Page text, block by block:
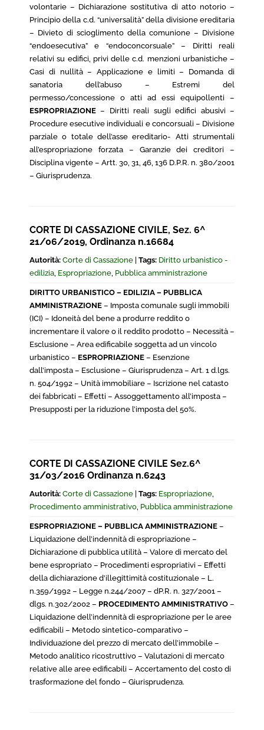
volontarie – Dichiarazione sostitutiva di atto notorio –
Principio della c.d. “universalità” della divisione ereditaria
– Divieto di scioglimento della comunione – Divisione
“endoesecutiva” e “endoconcorsuale” – Diritti reali
relativi su edifici, privi delle c.d. menzioni urbanistiche –
Casi di nullità – Applicazione e limiti – Domanda di
sanatoria dell’abuso – Estremi del
permesso/concessione o atti ad essi equipollenti –
ESPROPRIAZIONE – Diritti reali sugli edifici abusivi –
Procedure esecutive individuali e concorsuali – Divisione
parziale o totale dell’asse ereditario- Atti strumentali
all’espropriazione forzata – Garanzie dei creditori –
Disciplina vigente – Artt. 30, 31, 46, 136 D.P.R. n. 380/2001
– Giurisprudenza.
CORTE DI CASSAZIONE CIVILE, Sez. 6^
21/06/2019, Ordinanza n.16684
Autorità: Corte di Cassazione Tags: Diritto urbanistico -
edilizia, Espropriazione, Pubblica amministrazione
DIRITTO URBANISTICO – EDILIZIA – PUBBLICA
AMMINISTRAZIONE – Imposta comunale sugli immobili
(ICI) – Idoneità del bene a produrre reddito o
incrementare il valore o il reddito prodotto – Necessità –
Esclusione – Area edificabile soggetta ad un vincolo
urbanistico – ESPROPRIAZIONE – Esenzione
dall’imposta – Esclusione – Giurisprudenza – Art. 1 d.lgs.
n. 504/1992 – Unità immobiliare – Iscrizione nel catasto
dei fabbricati – Effetti – Assoggettamento all’imposta –
Presupposti per la riduzione l’imposta del 50%.
CORTE DI CASSAZIONE CIVILE Sez.6^
31/03/2016 Ordinanza n.6243
Autorità: Corte di Cassazione Tags: Espropriazione,
Procedimento amministrativo, Pubblica amministrazione
ESPROPRIAZIONE – PUBBLICA AMMINISTRAZIONE –
Liquidazione dell’indennità di espropriazione –
Dichiarazione di pubblica utilità – Valore di mercato del
bene espropriato – Procedimenti espropriativi – Effetti
della dichiarazione d’illegittimità costituzionale – L.
n.359/1992 – Legge n.244/2007 – dP.R. n. 327/2001 –
dlgs. n.302/2002 – PROCEDIMENTO AMMINISTRATIVO –
Liquidazione dell’indennità di espropriazione per le aree
edificabili – Metodo sintetico-comparativo –
Individuazione del prezzo di mercato dell’immobile –
Metodo analitico ricostruttivo – Valutazioni di mercato
relative alle aree edificabili – Accertamento del costo di
trasformazione del fondo – Giurisprudenza.